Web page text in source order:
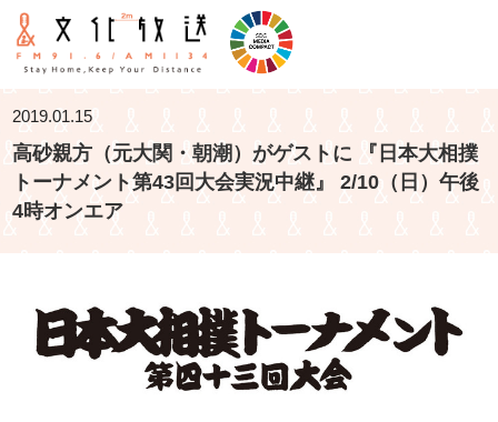
2019.01.15
高砂親方（元大関・朝潮）がゲストに 『日本大相撲
トーナメント第43回大会実況中継』 2/10（日）午後
4時オンエア